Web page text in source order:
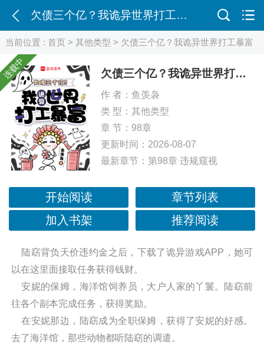
欠债三个亿？我诡异世界打工暴富
当前位置 :首页 >其他类型 > 欠债三个亿？我诡异世界打工暴富
连载中 欠债三个亿？我诡异世界打工暴富
作 者： 鱼羡袅
类 型： 其他类型
章 节：98章
更新时间：2026-08-07
最新章节： 第98章 违规窥视
开始阅读
章节列表
加入书架
推荐阅读
陆窈背负天价违约金之后，下载了诡异游戏APP，她可
以在这里面接取任务获得钱财。
安妮的保姆，海洋馆饲养员，大户人家的丫鬟。陆窈前
往各个副本完成任务，获得奖励。
在安妮那边，陆窈成为全职保姆，获得了安妮的好感。
去了海洋馆，那些动物都听陆窈的调遣。